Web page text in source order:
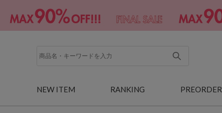
NEW ITEM RANKING PREORDER